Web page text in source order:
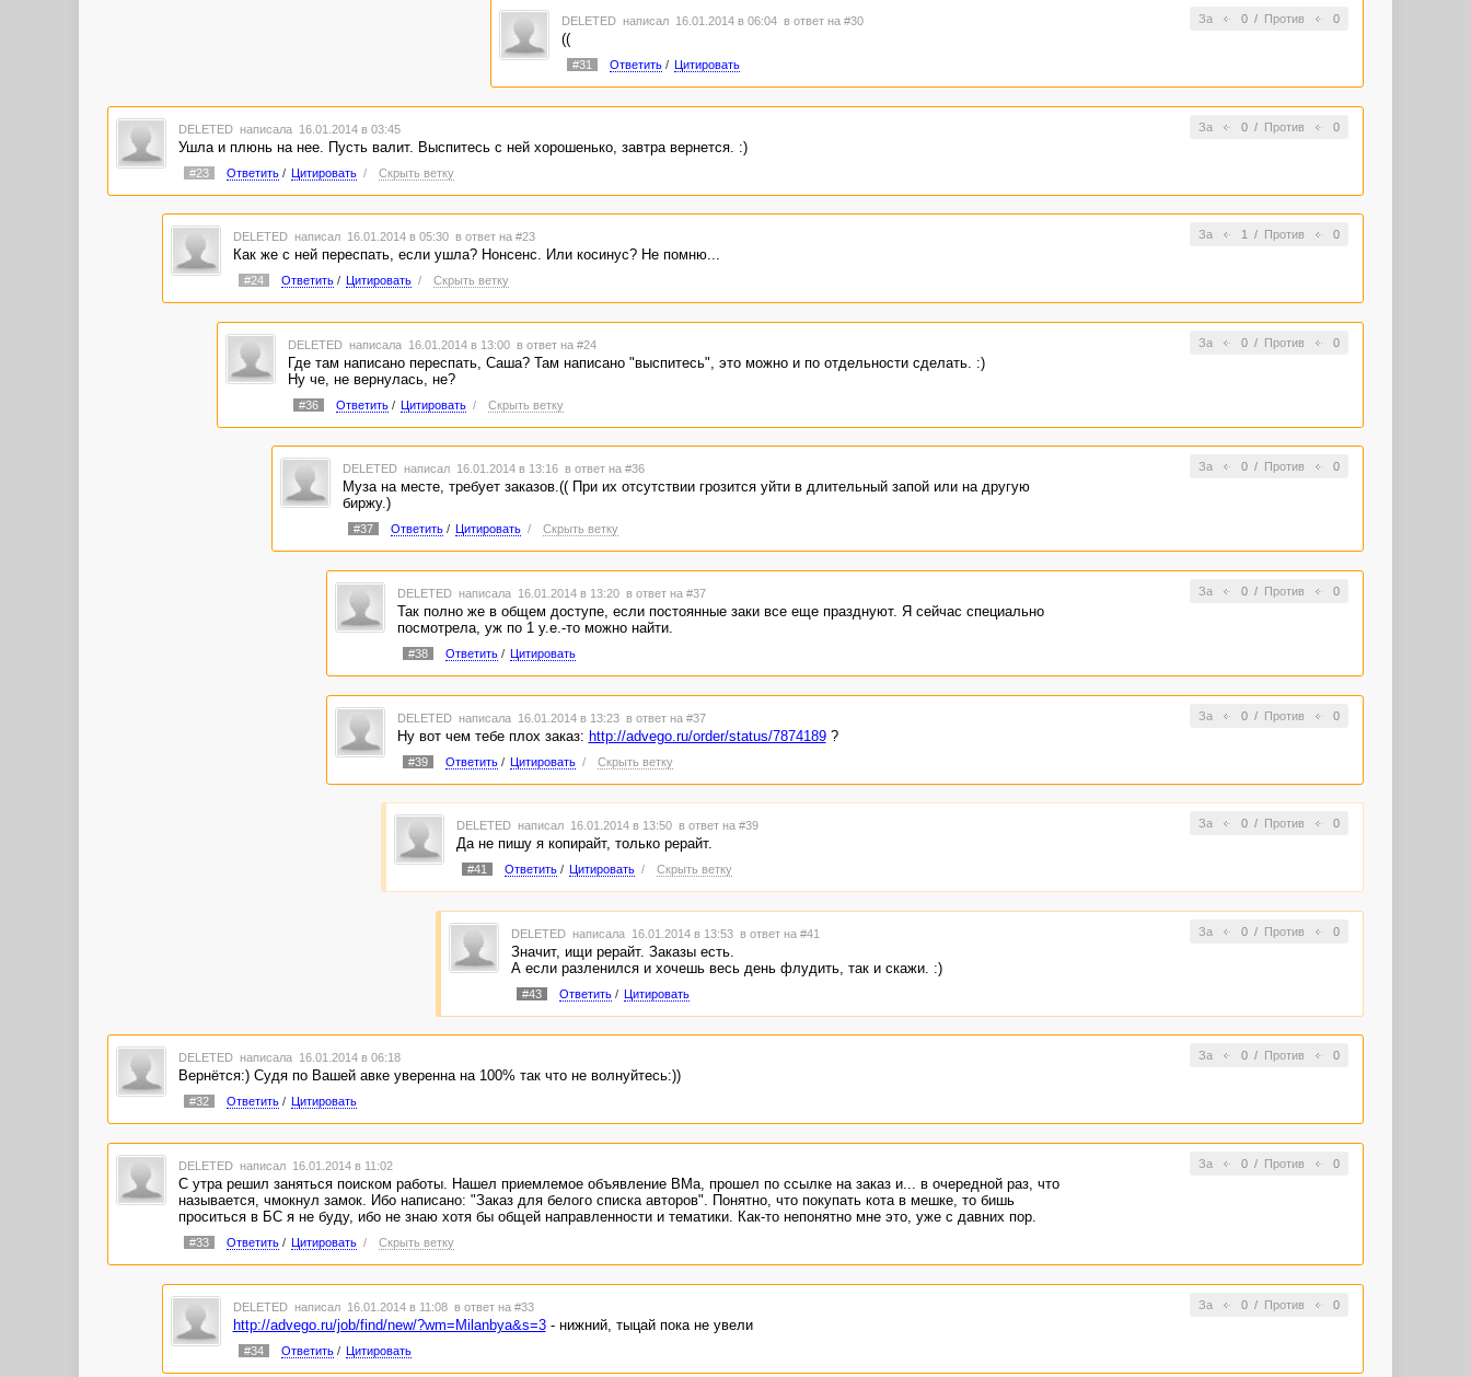
За 0/ Против 0
DELETED написал 16.01.2014 в 06:04 в ответ на #30
((
#31 Ответить/ Цитировать
За 0/ Против 0
DELETED написала 16.01.2014 в 03:45
Ушла и плюнь на нее. Пусть валит. Выспитесь с ней хорошенько, завтра вернется. :)
#23 Ответить/ Цитировать / Скрыть ветку
За 1 / Против 0
DELETED написал 16.01.2014 в 05:30 в ответ на #23
Как же с ней переспать, если ушла? Нонсенс. Или косинус? Не помню...
#24 Ответить/ Цитировать / Скрыть ветку
За 0/ Против 0
DELETED написала 16.01.2014 в 13:00 в ответ на #24
Где там написано переспать, Саша? Там написано "выспитесь", это можно и по отдельности сделать. :)
Ну че, не вернулась, не?
#36 Ответить/ Цитировать / Скрыть ветку
За 0/ Против 0
DELETED написал 16.01.2014 в 13:16 в ответ на #36
Муза на месте, требует заказов.(( При их отсутствии грозится уйти в длительный запой или на другую
биржу.)
#37 Ответить/ Цитировать / Скрыть ветку
За 0/ Против 0
DELETED написала 16.01.2014 в 13:20 в ответ на #37
Так полно же в общем доступе, если постоянные заки все еще празднуют. Я сейчас специально
посмотрела, уж по 1 у.е.-то можно найти.
#38 Ответить/ Цитировать
За 0/ Против 0
DELETED написала 16.01.2014 в 13:23 в ответ на #37
Ну вот чем тебе плох заказ: http://advego.ru/order/status/7874189?
#39 Ответить/ Цитировать / Скрыть ветку
За 0/ Против 0
DELETED написал 16.01.2014 в 13:50 в ответ на #39
Да не пишу я копирайт, только рерайт.
#41 Ответить/ Цитировать / Скрыть ветку
За 0/ Против 0
DELETED написала 16.01.2014 в 13:53 в ответ на #41
Значит, ищи рерайт. Заказы есть.
А если разленился и хочешь весь день флудить, так и скажи. :)
#43 Ответить/ Цитировать
За 0/ Против 0
DELETED написала 16.01.2014 в 06:18
Вернётся:) Судя по Вашей авке уверенна на 100% так что не волнуйтесь:))
#32 Ответить/ Цитировать
За 0/ Против 0
DELETED написал 16.01.2014 в 11:02
С утра решил заняться поиском работы. Нашел приемлемое объявление ВМа, прошел по ссылке на заказ и... в очередной раз, что
называется, чмокнул замок. Ибо написано: "Заказ для белого списка авторов". Понятно, что покупать кота в мешке, то бишь
проситься в БС я не буду, ибо не знаю хотя бы общей направленности и тематики. Как-то непонятно мне это, уже с давних пор.
#33 Ответить/ Цитировать / Скрыть ветку
За 0/ Против 0
DELETED написал 16.01.2014 в 11:08 в ответ на #33
http://advego.ru/job/find/new/?wm=Milanbya&s=3- нижний, тыцай пока не увели
#34 Ответить/ Цитировать